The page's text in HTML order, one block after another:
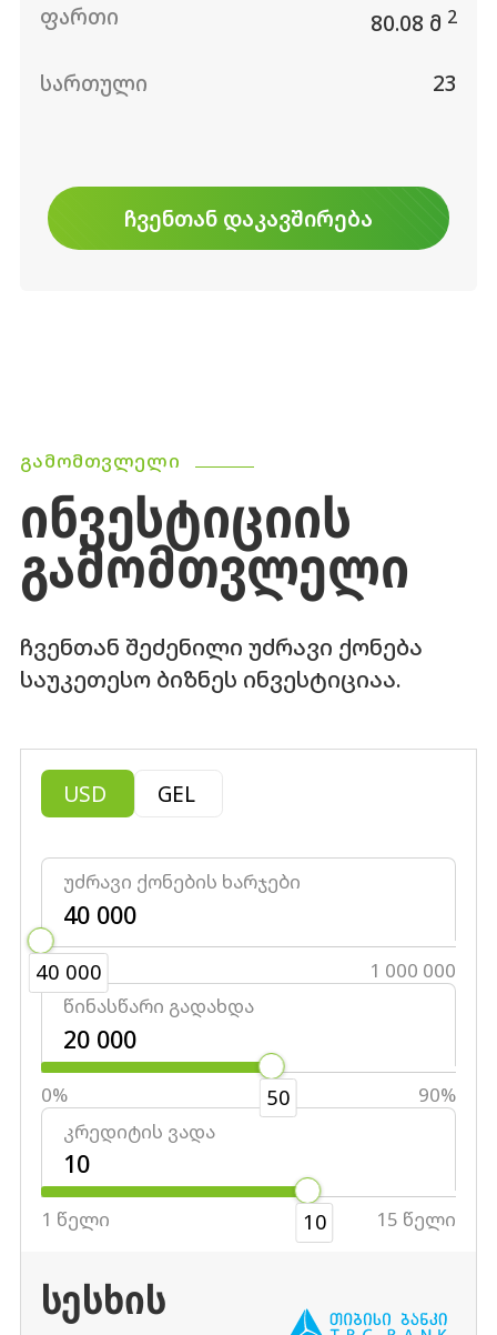
ფართი 80.08 მ 2
სართული 23
ᲩᲕᲔᲜᲗᲐᲜ ᲓᲐᲙᲐᲕᲨᲘᲠᲔᲑᲐ
ᲒᲐᲛᲝᲛᲗᲕᲚᲔᲚᲘ
ᲘᲜᲕᲔᲡᲢᲘᲪᲘᲘᲡ
ᲒᲐᲛᲝᲛᲗᲕᲚᲔᲚᲘ
ჩვენთან შეძენილი უძრავი ქონება
საუკეთესო ბიზნეს ინვესტიციაა.
USD GEL
უძრავი ქონების ხარჯები
40 000
40 000
1 000 000
წინასწარი გადახდა
50
0%
90%
კრედიტის ვადა
10
1 წელი 15 წელი
ᲡᲔᲡᲮᲘᲡ